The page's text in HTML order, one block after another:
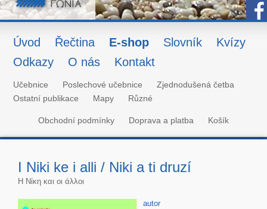
Úvod Řečtina E-shop Slovník
Kvízy
Odkazy
O nás Kontakt
Učebnice Poslechové učebnice
Zjednodušená četba
Ostatní publikace
Mapy Různé
Obchodní podmínky Doprava a platba Košík
I Niki ke i alli / Niki a ti druzí
Η Νίκη και οι άλλοι
autor